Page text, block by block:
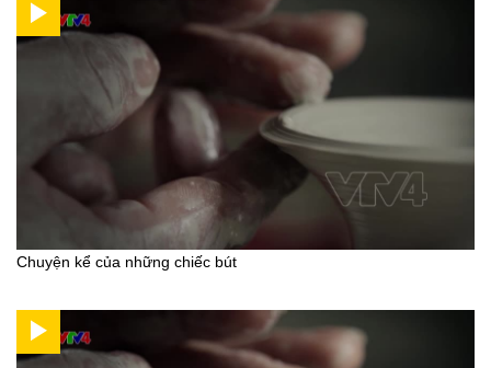
Chuyện kể của những chiếc bút